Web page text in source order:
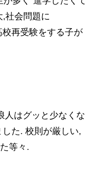
,社会問題に
再受験をする子が
人はグッと少なくな
た. 校則が厳しい,
等々.